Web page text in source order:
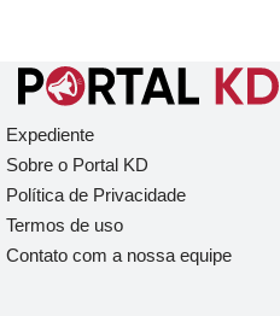
Expediente
Sobre o Portal KD
Política de Privacidade
Termos de uso
Contato com a nossa equipe